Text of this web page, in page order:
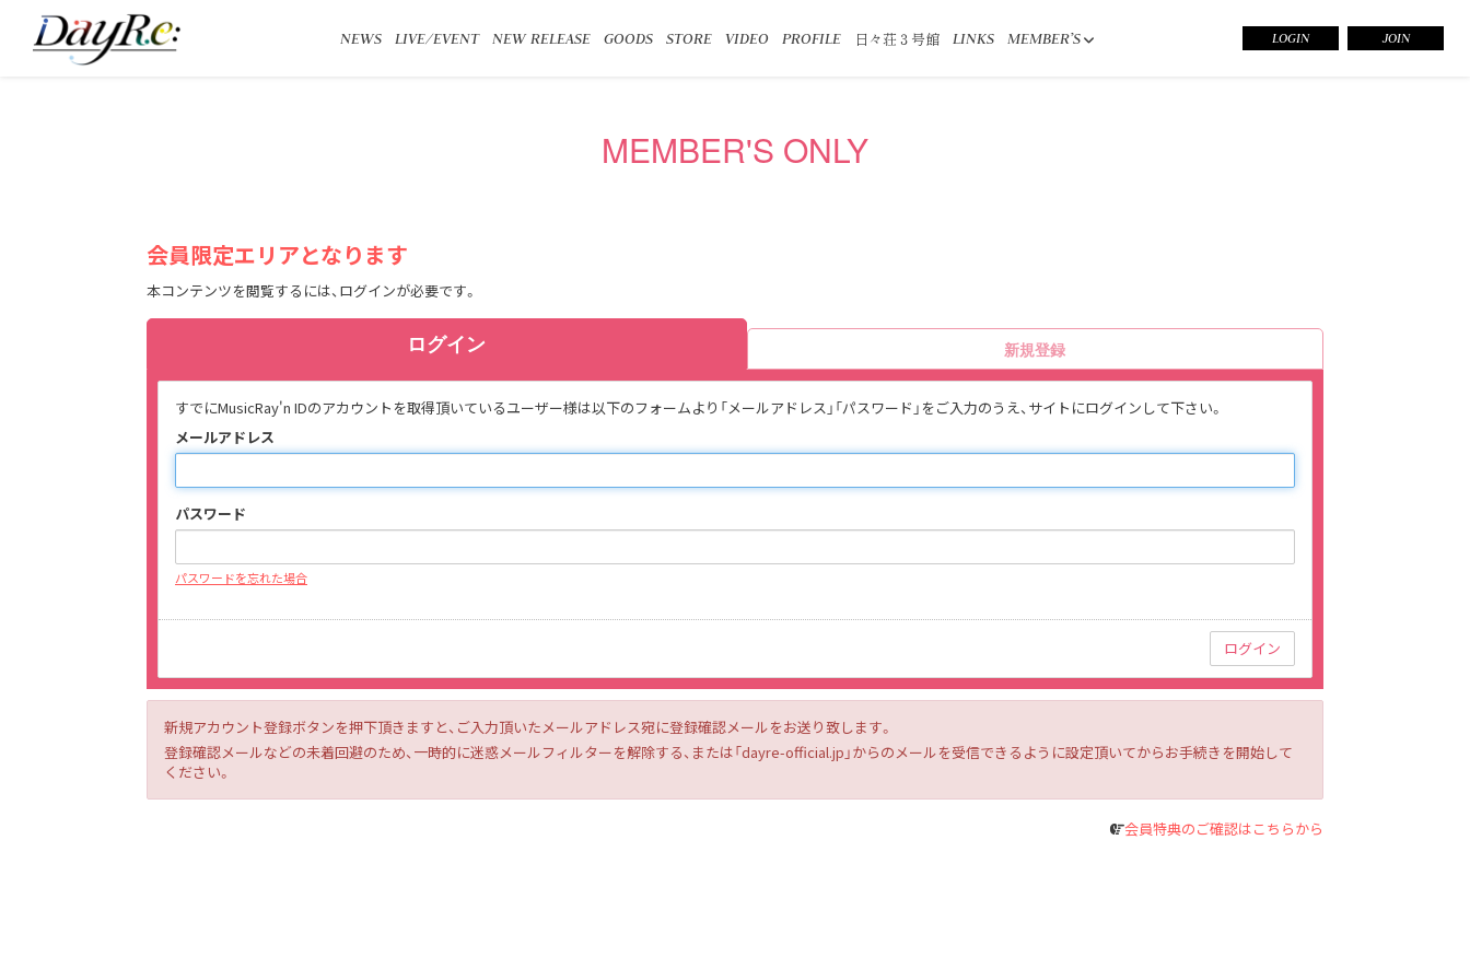
NEWS LIVE/EVENT NEW RELEASE GOODS STORE VIDEO PROFILE 日々荘３号館 LINKS MEMBER’S LOGIN JOIN
MEMBER'S ONLY
会員限定エリアとなります
本コンテンツを閲覧するには、ログインが必要です。
ログイン 新規登録
すでにMusicRay'n IDのアカウントを取得頂いているユーザー様は以下のフォームより「メールアドレス」「パスワード」をご入力のうえ、サイトにログインして下さい。
メールアドレス
パスワード
パスワードを忘れた場合
新規アカウント登録ボタンを押下頂きますと、ご入力頂いたメールアドレス宛に登録確認メールをお送り致します。
登録確認メールなどの未着回避のため、一時的に迷惑メールフィルターを解除する、または「dayre-official.jp」からのメールを受信できるように設定頂いてからお手続きを開始して
ください。
会員特典のご確認はこちらから